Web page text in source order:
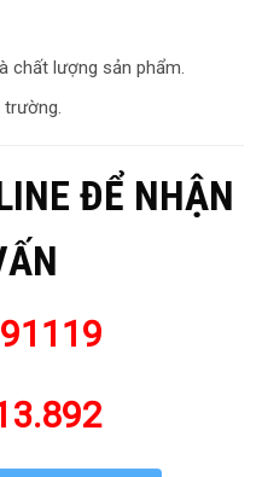
chất lượng sản phẩm.
ĐỂ NHẬN